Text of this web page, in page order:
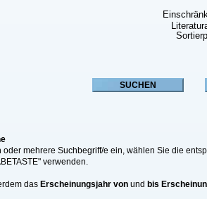
oder mehrere Suchbegriff/e ein, wählen Sie die
verwenden.
das Erscheinungsjahr von und bis